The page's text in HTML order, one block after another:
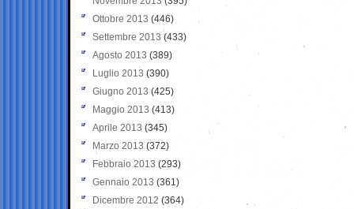
Ottobre 2013 (446)
Settembre 2013 (433)
Agosto 2013 (389)
Luglio 2013 (390)
Giugno 2013 (425)
Maggio 2013 (413)
Aprile 2013 (345)
Marzo 2013 (372)
Febbraio 2013 (293)
Gennaio 2013 (361)
Dicembre 2012 (364)